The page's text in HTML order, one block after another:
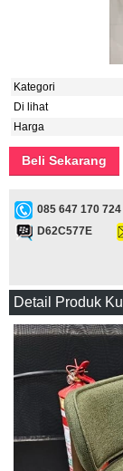
Kategori
Di lihat
Harga
Beli Sekarang
085 647 170 724
D62C577E
Detail Produk